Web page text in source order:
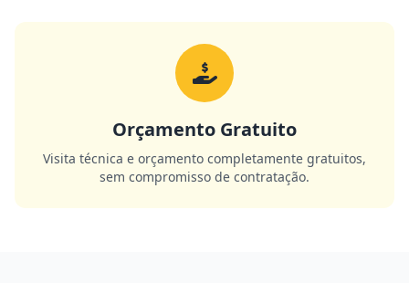
Orçamento Gratuito
Visita técnica e orçamento completamente gratuitos,
sem compromisso de contratação.